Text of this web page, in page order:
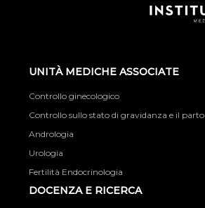
UNITÀ MEDICHE ASSOCIATE
Controllo ginecologico
Controllo sullo stato di gravidanza e il parto
Andrologia
Urologia
Fertilità Endocrinologia
DOCENZA E RICERCA